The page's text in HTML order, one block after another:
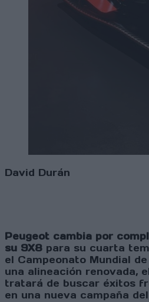
David Durán
Peugeot cambia por
su 9X8 para su cuarta
el Campeonato Mundial
una alineación renovada,
tratará de buscar éxitos
en una nueva campaña